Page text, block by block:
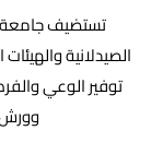
تستضيف جامعة
الصيدلانية
توفير الوعي